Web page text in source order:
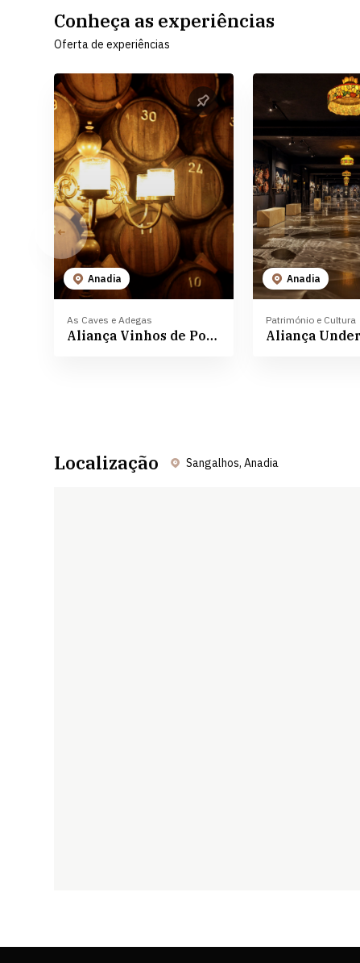
Conheça as experiências
Oferta de experiências
Anadia
As Caves e Adegas
Aliança Vinhos de Portugal
Anadia
Património e Cultura
Localização Sangalhos, Anadia